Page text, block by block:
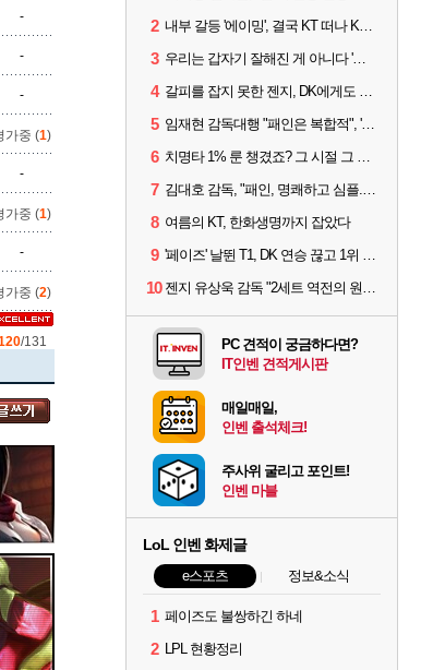
-
-
-
가중 (1)
-
가중 (1)
-
가중 (2)
/131
2 내부 갈등 '에이밍', 결국 KT 떠나 KRX로...'지우'와 트레이드
3 우리는 갑자기 잘해진 게 아니다 '씨맥' 김대호 감독의 자신감
4 갈피를 잡지 못한 젠지, DK에게도 0:2 패배
5 임재현 감독대행 "패인은 복합적", '도란' "팀에 과부하 왔다"
6 치명타 1% 룬 챙겼죠? 그 시절 그 감성 '롤 클래식' 30일 출시
7 김대호 감독, "패인, 명쾌하고 심플...다시 힘낼 수 있어"
8 여름의 KT, 한화생명까지 잡았다
9 '페이즈' 날뛴 T1, DK 연승 끊고 1위 지켜
10 젠지 유상욱 감독 "2세트 역전의 원인...너무 급했다"
PC 견적이 궁금하다면?
IT인벤 견적게시판
매일매일,
인벤 출석체크!
주사위 굴리고 포인트!
인벤 마블
LoL 인벤 화제글
e스포츠 정보&소식
1 페이즈도 불쌍하긴 하네
2 LPL 현황정리